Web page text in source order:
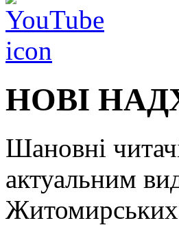
НОВІ
Шановні
актуальним